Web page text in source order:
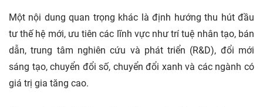
Một nội dung quan trọng khác là định hướng thu hút đầu
tư thế hệ mới, ưu tiên các lĩnh vực như trí tuệ nhân tạo, bán
dẫn, trung tâm nghiên cứu và phát triển (R&D), đổi mới
sáng tạo, chuyển đổi số, chuyển đổi xanh và các ngành có
giá trị gia tăng cao.